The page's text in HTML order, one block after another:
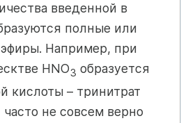
введенной в
полные или
Например, при
HNO3 образуется
кислоты – тринитрат
не совсем верно